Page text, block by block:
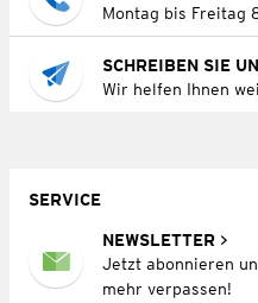
Montag bis Freitag
SCHREIBEN SIE
Wir helfen Ihnen
SERVICE
NEWSLETTER
Jetzt abonnieren
mehr verpassen!